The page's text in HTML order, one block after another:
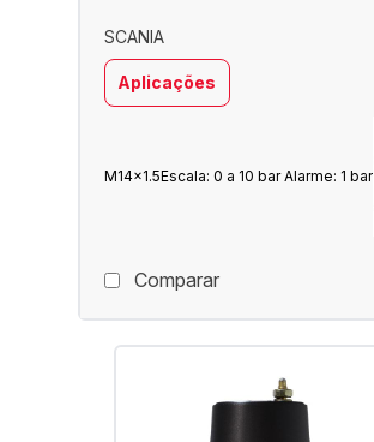
SCANIA
Aplicações
M14x1.5Escala: 0 a 10 bar Alarme: 1 bar
Comparar